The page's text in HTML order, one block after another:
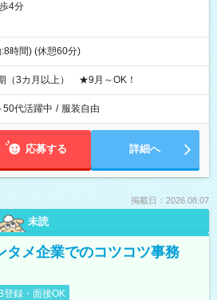
4分
時間) (休憩60分)
（3カ月以上） ★9月～OK！
50代活躍中 / 服装自由
応募する 詳細へ
掲載日：2026.08.07
未読
タメ企業でのコツコツ事務
登録・面接OK